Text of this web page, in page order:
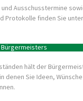
Ausschusstermine
Protokolle finden Sie
hält der
denen Sie Ideen,